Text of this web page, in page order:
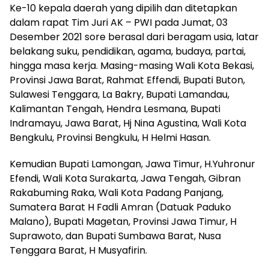
Ke-10 kepala daerah yang dipilih dan ditetapkan
dalam rapat Tim Juri AK – PWI pada Jumat, 03
Desember 2021 sore berasal dari beragam usia, latar
belakang suku, pendidikan, agama, budaya, partai,
hingga masa kerja. Masing-masing Wali Kota Bekasi,
Provinsi Jawa Barat, Rahmat Effendi, Bupati Buton,
Sulawesi Tenggara, La Bakry, Bupati Lamandau,
Kalimantan Tengah, Hendra Lesmana, Bupati
Indramayu, Jawa Barat, Hj Nina Agustina, Wali Kota
Bengkulu, Provinsi Bengkulu, H Helmi Hasan.
Kemudian Bupati Lamongan, Jawa Timur, H.Yuhronur
Efendi, Wali Kota Surakarta, Jawa Tengah, Gibran
Rakabuming Raka, Wali Kota Padang Panjang,
Sumatera Barat H Fadli Amran (Datuak Paduko
Malano), Bupati Magetan, Provinsi Jawa Timur, H
Suprawoto, dan Bupati Sumbawa Barat, Nusa
Tenggara Barat, H Musyafirin.